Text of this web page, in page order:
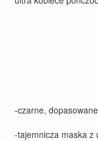
-czarne,
-tajemnicza maska z